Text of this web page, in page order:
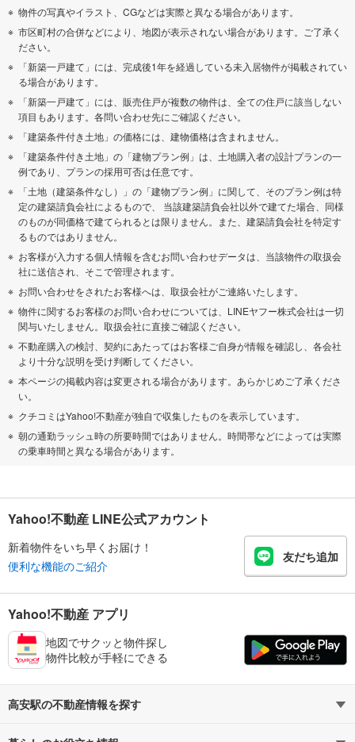
物件の写真やイラスト、CGなどは実際と異なる場合があります。
市区町村の合併などにより、地図が表示されない場合があります。ご了承く
ださい。
「新築一戸建て」には、完成後1年を経過している未入居物件が掲載されてい
る場合があります。
「新築一戸建て」には、販売住戸が複数の物件は、全ての住戸に該当しない
項目もあります。各問い合わせ先にご確認ください。
「建築条件付き土地」の価格には、建物価格は含まれません。
「建築条件付き土地」の「建物プラン例」は、土地購入者の設計プランの一
例であり、プランの採用可否は任意です。
「土地（建築条件なし）」の「建物プラン例」に関して、そのプラン例は特
定の建築請負会社によるもので、 当該建築請負会社以外で建てた場合、同様
のものが同価格で建てられるとは限りません。また、建築請負会社を特定す
るものではありません。
お客様が入力する個人情報を含むお問い合わせデータは、当該物件の取扱会
社に送信され、そこで管理されます。
お問い合わせをされたお客様へは、取扱会社がご連絡いたします。
物件に関するお客様のお問い合わせについては、LINEヤフー株式会社は一切
関与いたしません。取扱会社に直接ご確認ください。
不動産購入の検討、契約にあたってはお客様ご自身が情報を確認し、各会社
より十分な説明を受け判断してください。
本ページの掲載内容は変更される場合があります。あらかじめご了承くださ
い。
クチコミはYahoo!不動産が独自で収集したものを表示しています。
朝の通勤ラッシュ時の所要時間ではありません。時間帯などによっては実際
の乗車時間と異なる場合があります。
Yahoo!不動産 LINE公式アカウント
新着物件をいち早くお届け！
便利な機能のご紹介
友だち追加
Yahoo!不動産 アプリ
地図でサクッと物件探し
物件比較が手軽にできる
高安駅の不動産情報を探す